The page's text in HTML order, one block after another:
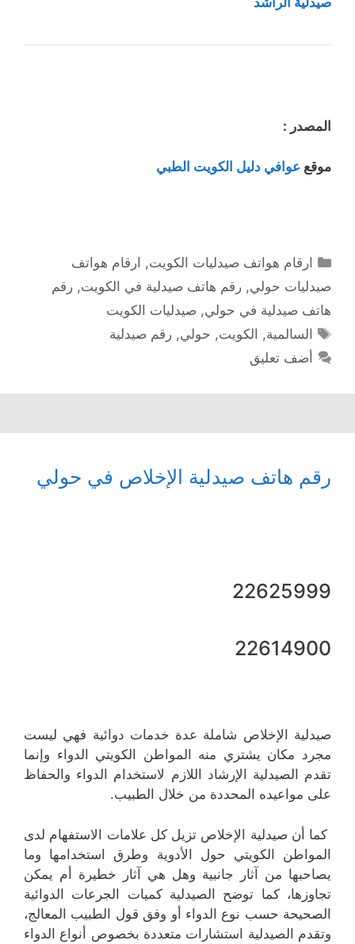
المصدر :
موقع عوافي دليل الكويت الطبي
التصنيفات
ارقام هواتف صيدليات الكويت, ارقام هواتف
صيدليات حولي, رقم هاتف صيدلية في الكويت, رقم
هاتف صيدلية في حولي, صيدليات الكويت
الوسوم
السالمية, الكويت, حولي,رقم صيدلية
أضف تعليق
رقم هاتف صيدلية الإخلاص في حولي
22625999
22614900
صيدلية الإخلاص شاملة عدة خدمات دوائية فهي ليست
مجرد مكان يشتري منه المواطن الكويتي الدواء وإنما
تقدم الصيدلية الإرشاد اللازم لاستخدام الدواء والحفاظ
على مواعيده المحددة من خلال الطبيب.
كما أن صيدلية الإخلاص تزيل كل علامات الاستفهام لدى
المواطن الكويتي حول الأدوية وطرق استخدامها وما
يصاحبها من آثار جانبية وهل هي آثار خطيرة أم يمكن
تجاوزها، كما توضح الصيدلية كميات الجرعات الدوائية
الصحيحة حسب نوع الدواء أو وفق قول الطبيب المعالج،
وتقدم الصيدلية استشارات متعددة بخصوص أنواع الدواء